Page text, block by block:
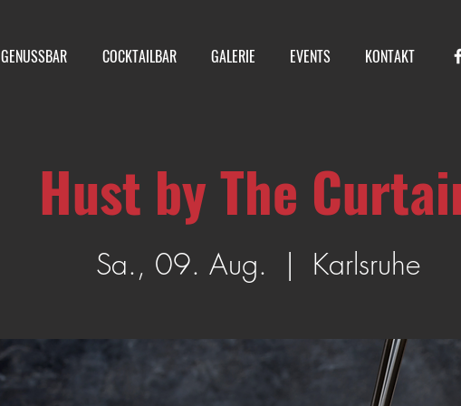
GENUSSBAR COCKTAILBAR GALERIE EVENTS KONTAKT
Hust by The
Sa., 09. Aug.
  |
Karlsruhe